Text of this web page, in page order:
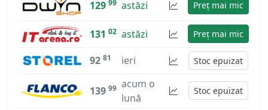
129 99 astăzi Preț mai mic
131 02 astăzi Preț mai mic
92 81 ieri Stoc epuizat
139 99 acum o
lună
Stoc epuizat